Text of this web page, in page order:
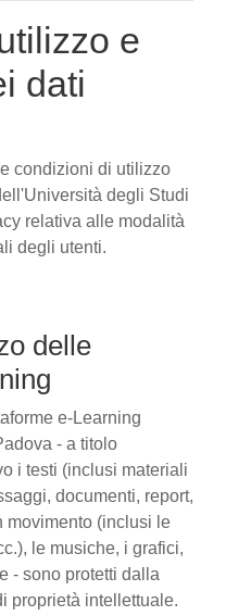
e
dati
condizioni di utilizzo
degli Studi
relativa alle modalità
degli utenti.
delle
e-Learning
- a titolo
i testi (inclusi materiali
documenti, report,
movimento (inclusi le
le musiche, i grafici,
- sono protetti dalla
proprietà intellettuale.